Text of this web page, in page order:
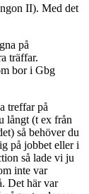
II). Med det
på
träffar.
bor i Gbg
treffar på
långt (t ex från
så behöver du
på jobbet eller i
så lade vi ju
inte var
Det här var